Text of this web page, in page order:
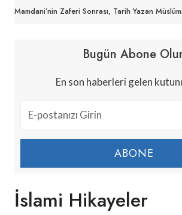
Mamdani’nin Zaferi Sonrası, Tarih Yazan
Bugün Abone
En son haberleri gelen
ABONE
İslami Hikayeler